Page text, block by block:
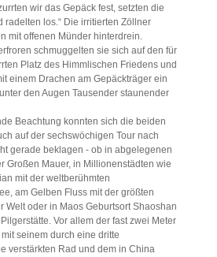
wir das Gepäck fest, setzten die
radelten los.“ Die irritierten Zöllner
mit offenen Münder hinterdrein.
schmuggelten sie sich auf den für
Platz des Himmlischen Friedens und
einem Drachen am Gepäckträger ein
den Augen Tausender staunender
Beachtung konnten sich die beiden
auf der sechswöchigen Tour nach
gerade beklagen - ob in abgelegenen
Großen Mauer, in Millionenstädten wie
mit der weltberühmten
am Gelben Fluss mit der größten
Welt oder in Maos Geburtsort Shaoshan
Vor allem der fast zwei Meter
seinem durch eine dritte
verstärkten Rad und dem in China